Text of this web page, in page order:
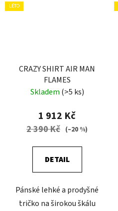
LÉTO
CRAZY SHIRT AIR MAN
FLAMES
Skladem (>5 ks)
1 912 Kč
2 390 Kč (–20 %)
DETAIL
Pánské lehké a prodyšné
tričko na širokou škálu